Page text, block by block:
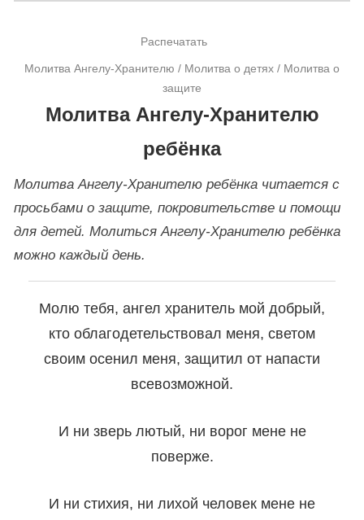
Распечатать
19.05.2018
Молитва Ангелу-Хранителю / Молитва о детях / Молитва о
защите
Молитва Ангелу-Хранителю
ребёнка
Молитва Ангелу-Хранителю ребёнка читается с
просьбами о защите, покровительстве и помощи
для детей. Молиться Ангелу-Хранителю ребёнка
можно каждый день.
Молю тебя, ангел хранитель мой добрый,
кто облагодетельствовал меня, светом
своим осенил меня, защитил от напасти
всевозможной.
И ни зверь лютый, ни ворог мене не
поверже.
И ни стихия, ни лихой человек мене не